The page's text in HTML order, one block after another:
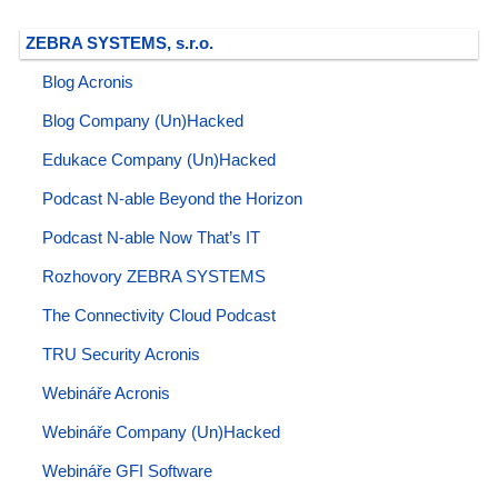
ZEBRA SYSTEMS, s.r.o.
Blog Acronis
Blog Company (Un)Hacked
Edukace Company (Un)Hacked
Podcast N-able Beyond the Horizon
Podcast N-able Now That’s IT
Rozhovory ZEBRA SYSTEMS
The Connectivity Cloud Podcast
TRU Security Acronis
Webináře Acronis
Webináře Company (Un)Hacked
Webináře GFI Software